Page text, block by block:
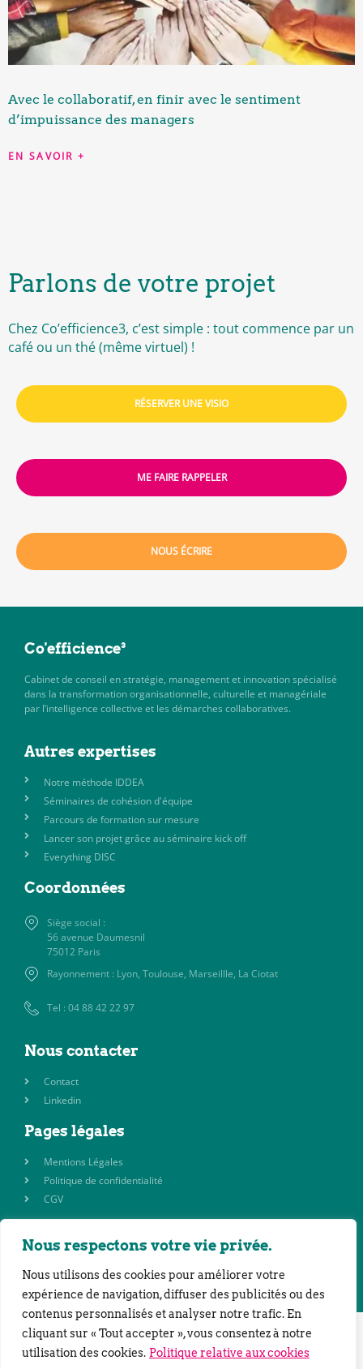
Nous respectons votre vie privée.
Nous utilisons des cookies pour améliorer votre
expérience de navigation, diffuser des publicités ou des
contenus personnalisés et analyser notre trafic. En
cliquant sur « Tout accepter », vous consentez à notre
utilisation des cookies. Politique relative aux cookies
Avec le collaboratif, en finir avec le sentiment
d’impuissance des managers
EN SAVOIR +
Parlons de votre projet
Chez Co’efficience3, c’est simple : tout commence par un
café ou un thé (même virtuel) !
RÉSERVER UNE VISIO
ME FAIRE RAPPELER
NOUS ÉCRIRE
Co'efficience³
Cabinet de conseil en stratégie, management et innovation spécialisé
dans la transformation organisationnelle, culturelle et managériale
par l’intelligence collective et les démarches collaboratives.
Autres expertises
Notre méthode IDDEA
Séminaires de cohésion d'équipe
Parcours de formation sur mesure
Lancer son projet grâce au séminaire kick off
Everything DISC
Coordonnées
Siège social :
56 avenue Daumesnil
75012 Paris
Rayonnement : Lyon, Toulouse, Marseillle, La Ciotat
Tel : 04 88 42 22 97
Nous contacter
Contact
Linkedin
Pages légales
Mentions Légales
Politique de confidentialité
CGV